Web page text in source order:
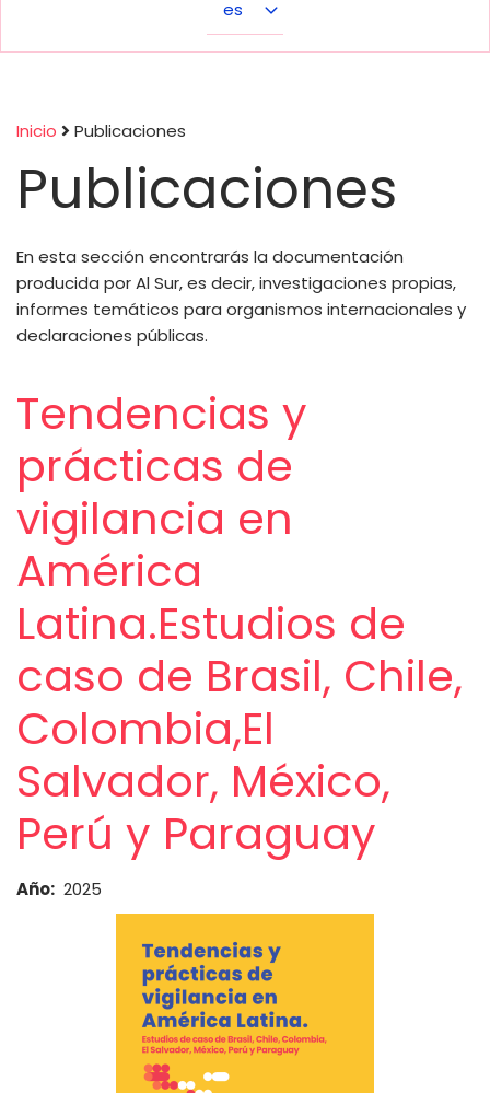
your
language
Sobrescribir
enlaces
de
ayuda
a
la
navegación
Inicio Publicaciones
Publicaciones
En esta sección encontrarás la documentación
producida por Al Sur, es decir, investigaciones propias,
informes temáticos para organismos internacionales y
declaraciones públicas.
Tendencias y
prácticas de
vigilancia en
América
Latina.Estudios de
caso de Brasil, Chile,
Colombia,El
Salvador, México,
Perú y Paraguay
Año 2025